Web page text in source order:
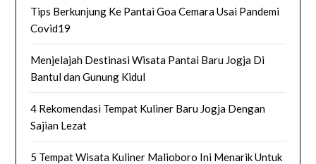
Tips Berkunjung Ke Pantai Goa Cemara Usai Pandemi
Covid19
Menjelajah Destinasi Wisata Pantai Baru Jogja Di
Bantul dan Gunung Kidul
4 Rekomendasi Tempat Kuliner Baru Jogja Dengan
Sajian Lezat
5 Tempat Wisata Kuliner Malioboro Ini Menarik Untuk